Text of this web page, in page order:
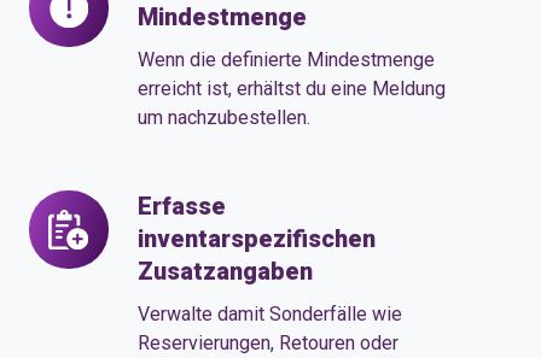
Mindestmenge
Wenn die definierte Mindestmenge
erreicht ist, erhältst du eine Meldung
um nachzubestellen.
die
Mindestmenge
Erfasse
inventarspezifischen
Zusatzangaben
Verwalte damit Sonderfälle wie
Reservierungen, Retouren oder
Erfasse
inventarspezifischen
Zusatzangaben